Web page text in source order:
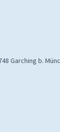
Garching b.